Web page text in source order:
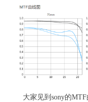
大家见到sony的